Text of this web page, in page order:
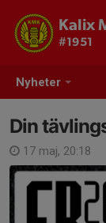
Nyheter
Kalix
#1951
Din
17 maj, 20:18